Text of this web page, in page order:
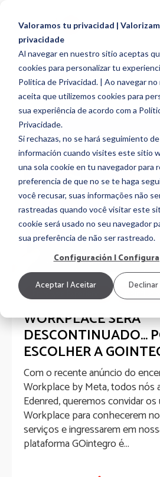
Valoramos tu privacidad |
privacidade
Al navegar en nuestro sitio aceptas
cookies para personalizar tu
Politica de Privacidad. | Ao navegar
aceita que utilizemos cookies para
sua experiência de acordo com a
Privacidade.
Si rechazas, no se hará seguimiento
información cuando visites este sitio
una sola cookie en tu navegador para
preferencia de que no se te haga
você recusar, suas informações não
rastreadas quando você visitar este
cookie será usado no seu navegador
sua preferência de não ser rastreado.
Configuración |
Aceptar | Aceitar
HR TOPICS
WORKPLACE SERÁ
DESCONTINUADO…
ESCOLHER A
Com o recente anúncio do
Workplace by Meta, todos nós
Edenred, queremos convidar
Workplace para conhecerem
serviços e ingressarem em
plataforma GOintegro é...